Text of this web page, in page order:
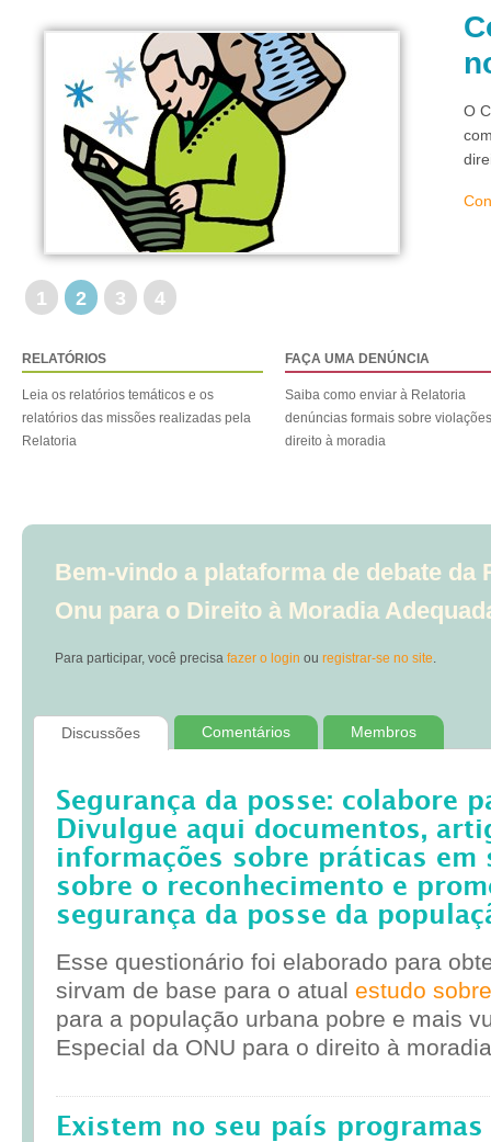
O
1 2 3 4
RELATÓRIOS
Leia os relatórios temáticos e os
relatórios das missões realizadas pela
Relatoria
FAÇA UMA DENÚNCIA
Saiba como enviar à Relatoria
denúncias formais sobre
direito à moradia
Bem-vindo a plataforma de debate da
Onu para o Direito à Moradia
Para participar, você precisa fazer o login ou registrar-se no site.
Discussões Comentários Membros
Segurança da posse: colabore
Divulgue aqui documentos,
informações sobre práticas em
sobre o reconhecimento e
segurança da posse da
Esse questionário foi elaborado para
sirvam de base para o atual estudo
para a população urbana pobre e mais
Especial da ONU para o direito à
Existem no seu país